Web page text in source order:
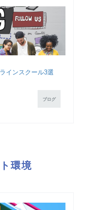
インスクール3選
ブログ
環境